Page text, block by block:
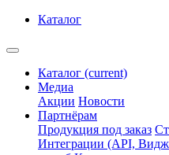
Каталог
Каталог (current)
Медиа
Акции Новости
Партнёрам
Продукция под заказ
Интеграции (API,